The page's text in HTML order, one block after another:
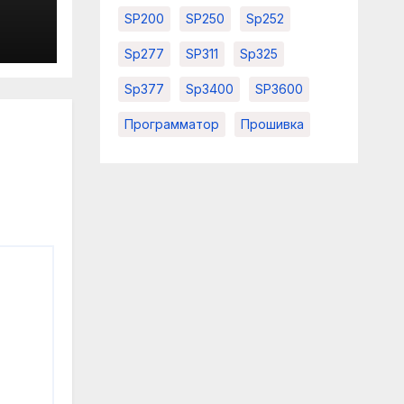
SP200 SP250 Sp252
Sp277 SP311 Sp325
Sp377 Sp3400 SP3600
Программатор Прошивка